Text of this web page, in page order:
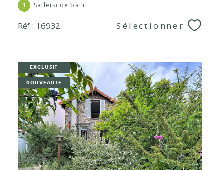
1
Salle(s) de bain
Réf : 16932 Sélectionner
EXCLUSIF
NOUVEAUTÉ